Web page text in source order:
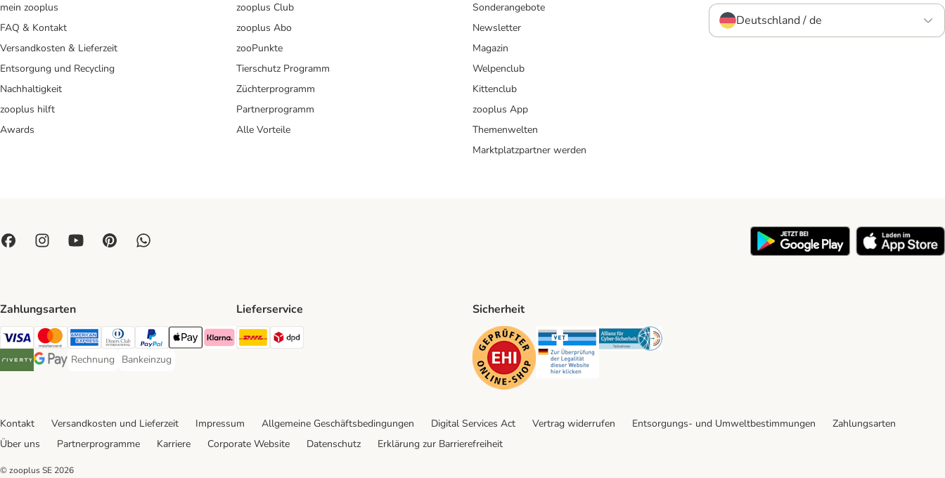
mein zooplus
FAQ & Kontakt
Versandkosten & Lieferzeit
Entsorgung und Recycling
Nachhaltigkeit
zooplus hilft
Awards
zooplus Club
zooplus Abo
zooPunkte
Tierschutz Programm
Züchterprogramm
Partnerprogramm
Alle Vorteile
Sonderangebote
Newsletter
Magazin
Welpenclub
Kittenclub
zooplus App
Themenwelten
Marktplatzpartner werden
Deutschland / de
Zahlungsarten
Visa Payment Method
Mastercard Payment Method
American Express Payment Method
Diners Club Payment Method
PayPal Payment Method
Apple Pay Payment Method
Klarna Payment Method
Riverty Payment Method
Google Pay Payment Method
Rechnung
Rechnung Payment Method
Bankeinzug
Bankeinzug Payment Method
Lieferservice
DHL Shipping Method
Sicherheit
Security Security Security
Kontakt Versandkosten und Lieferzeit Impressum Allgemeine Geschäftsbedingungen Digital Services Act Vertrag widerrufen Entsorgungs- und Umweltbestimmungen
Zahlungsarten
Über uns
Partnerprogramme Karriere Corporate Website Datenschutz Erklärung zur Barrierefreiheit
© zooplus SE 2026